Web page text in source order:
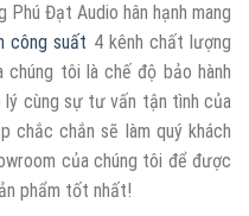
Phú Đạt Audio hân hạnh mang
công suất 4 kênh chất lượng
tôi là chế độ bảo hành
lý cùng sự tư vấn tận tình của
chắc chắn sẽ làm quý khách
của chúng tôi để được
phẩm tốt nhất!